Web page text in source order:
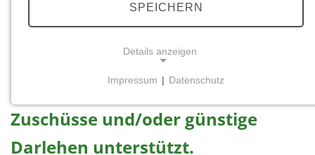
Bei der energetischen Sanierung
ihres Hauses werden Bauherren
auf unterschiedliche Weise durch
Zuschüsse und/oder günstige
Darlehen unterstützt.
SPEICHERN
Details anzeigen
Notwendige Cookies ermöglichen grundlegende
Funktionen und sind für die einwandfreie Funktion
der Website erforderlich.
Impressum | Datenschutz